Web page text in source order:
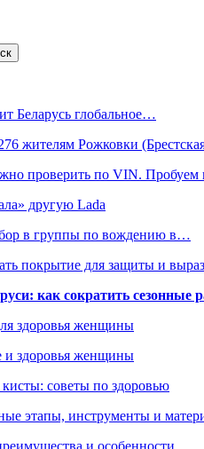
Беларусь глобальное…
жителям Рожковки
проверить по VIN.
другую Lada
в группы по вождению в…
покрытие для защиты и
как сократить сезонные
здоровья женщины
и здоровья женщины
кисты: советы по здоровью
этапы, инструменты и
и особенности